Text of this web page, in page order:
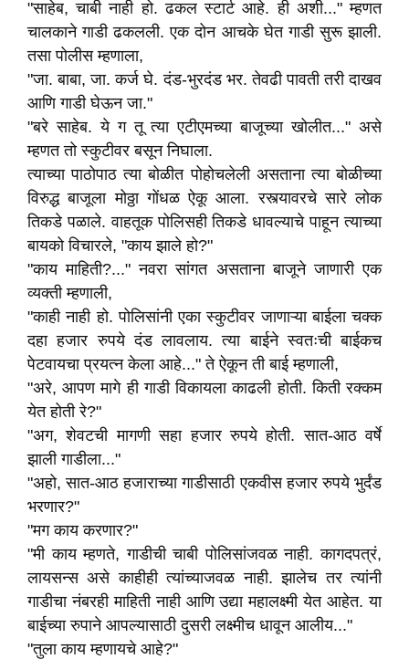
"साहेब, चाबी नाही हो. ढकल स्टार्ट आहे. ही अशी..." म्हणत
चालकाने गाडी ढकलली. एक दोन आचके घेत गाडी सुरू झाली.
तसा पोलीस म्हणाला,
"जा. बाबा, जा. कर्ज घे. दंड-भुरदंड भर. तेवढी पावती तरी दाखव
आणि गाडी घेऊन जा."
"बरे साहेब. ये ग तू त्या एटीएमच्या बाजूच्या खोलीत..." असे
म्हणत तो स्कुटीवर बसून निघाला.
त्याच्या पाठोपाठ त्या बोळीत पोहोचलेली असताना त्या बोळीच्या
विरुद्ध बाजूला मोठ्ठा गोंधळ ऐकू आला. रस्त्यावरचे सारे लोक
तिकडे पळाले. वाहतूक पोलिसही तिकडे धावल्याचे पाहून त्याच्या
बायको विचारले, "काय झाले हो?"
"काय माहिती?..." नवरा सांगत असताना बाजूने जाणारी एक
व्यक्ती म्हणाली,
"काही नाही हो. पोलिसांनी एका स्कुटीवर जाणाऱ्या बाईला चक्क
दहा हजार रुपये दंड लावलाय. त्या बाईने स्वतःची बाईकच
पेटवायचा प्रयत्न केला आहे..." ते ऐकून ती बाई म्हणाली,
"अरे, आपण मागे ही गाडी विकायला काढली होती. किती रक्कम
येत होती रे?"
"अग, शेवटची मागणी सहा हजार रुपये होती. सात-आठ वर्षे
झाली गाडीला..."
"अहो, सात-आठ हजाराच्या गाडीसाठी एकवीस हजार रुपये भुर्दंड
भरणार?"
"मग काय करणार?"
"मी काय म्हणते, गाडीची चाबी पोलिसांजवळ नाही. कागदपत्रं,
लायसन्स असे काहीही त्यांच्याजवळ नाही. झालेच तर त्यांनी
गाडीचा नंबरही माहिती नाही आणि उद्या महालक्ष्मी येत आहेत. या
बाईच्या रुपाने आपल्यासाठी दुसरी लक्ष्मीच धावून आलीय..."
"तुला काय म्हणायचे आहे?"